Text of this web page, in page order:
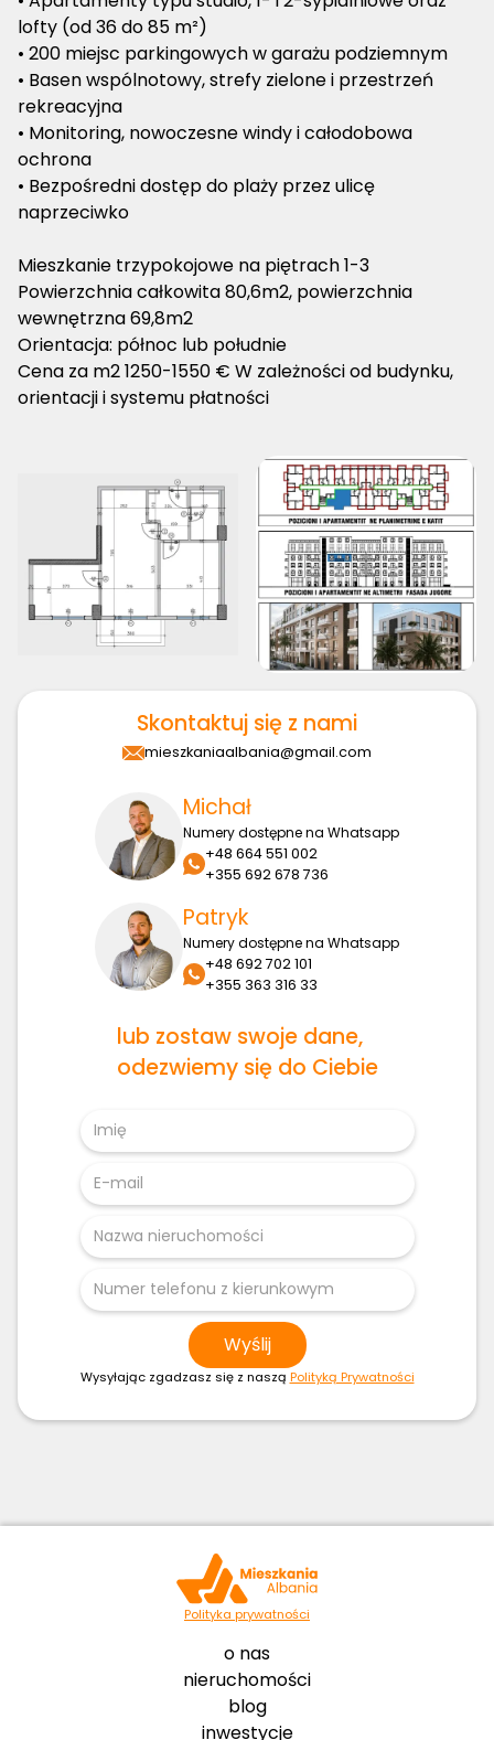
lofty (od 36 do 85 m²)
• 200 miejsc parkingowych w garażu podziemnym
• Basen wspólnotowy, strefy zielone i przestrzeń
rekreacyjna
• Monitoring, nowoczesne windy i całodobowa
ochrona
• Bezpośredni dostęp do plaży przez ulicę
naprzeciwko
Mieszkanie trzypokojowe na piętrach 1-3
Powierzchnia całkowita 80,6m2, powierzchnia
wewnętrzna 69,8m2
Orientacja: północ lub południe
Cena za m2 1250-1550 € W zależności od budynku,
orientacji i systemu płatności
Skontaktuj się z nami
mieszkaniaalbania@gmail.com
Michał
Numery dostępne na Whatsapp
+48 664 551 002
+355 692 678 736
Patryk
Numery dostępne na Whatsapp
+48 692 702 101
+355 363 316 33
lub zostaw swoje dane,
odezwiemy się do Ciebie
Wysyłając zgadzasz się z naszą Polityką Prywatności
Polityka prywatności
o nas
nieruchomości
blog
inwestycje